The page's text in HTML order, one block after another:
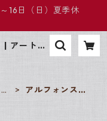
16日（日）夏季休
| アートプ
アルフォンス・